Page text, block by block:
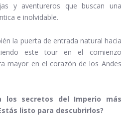
y aventureros que buscan una
e inolvidable.
la puerta de entrada natural hacia
este tour en el comienzo
mayor en el corazón de los Andes
los secretos del Imperio más
listo para descubrirlos?